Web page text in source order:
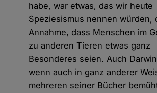
habe, war etwas, das wir heute
Speziesismus nennen würden,
Annahme, dass Menschen im
zu anderen Tieren etwas ganz
Besonderes seien. Auch
wenn auch in ganz anderer
mehreren seiner Bücher